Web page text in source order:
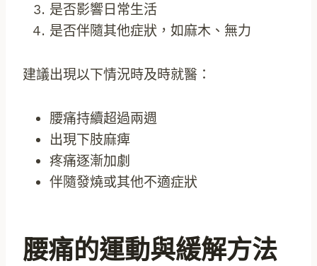
是否影響日常生活
是否伴隨其他症狀，如麻木、無力
建議出現以下情況時及時就醫：
腰痛持續超過兩週
出現下肢麻痺
疼痛逐漸加劇
伴隨發燒或其他不適症狀
腰痛的運動與緩解方法